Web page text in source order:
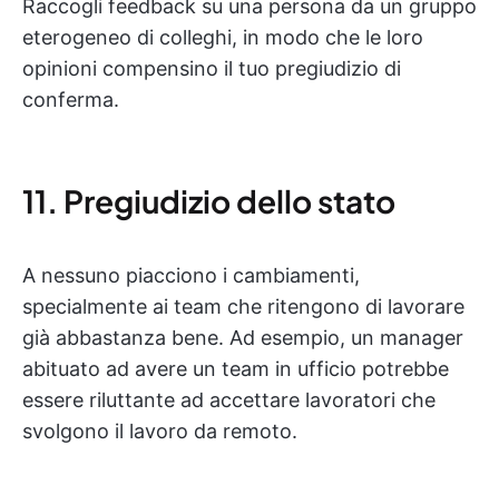
Raccogli feedback su una persona da un gruppo
eterogeneo di colleghi, in modo che le loro
opinioni compensino il tuo pregiudizio di
conferma.
11. Pregiudizio dello stato
A nessuno piacciono i cambiamenti,
specialmente ai team che ritengono di lavorare
già abbastanza bene. Ad esempio, un manager
abituato ad avere un team in ufficio potrebbe
essere riluttante ad accettare lavoratori che
svolgono il lavoro da remoto.